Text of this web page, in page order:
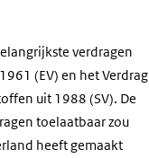
verdragen
(EV) en het Verdrag
uit 1988 (SV). De
toelaatbaar zou
heeft gemaakt